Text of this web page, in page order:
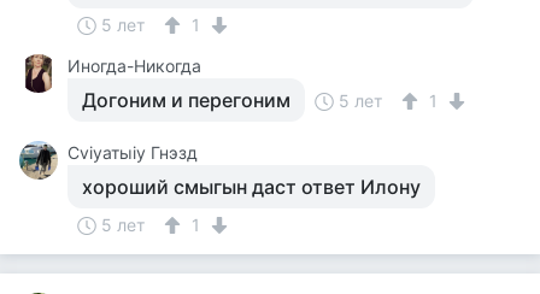
5 лет
1
Иногда-Никогда
Догоним и перегоним 5 лет 1
Cviyатыiy Гнэзд
хороший смыгын даст ответ Илону
5 лет 1